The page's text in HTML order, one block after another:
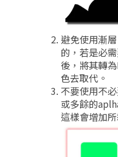
避免使用漸
的，若是必
後，將其轉
色去取代。
不要使用不
或多餘的
這樣會增加